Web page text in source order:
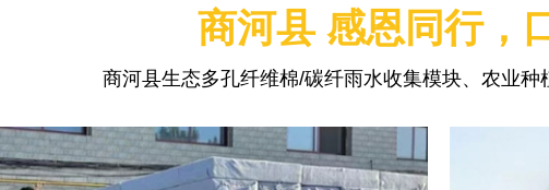
商河县 感恩同行，
商河县生态多孔纤维棉/碳纤雨水收集模块、农业